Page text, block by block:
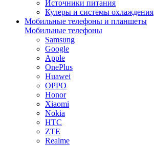
Источники питания
Кулеры и системы охлаждения
Мобильные телефоны и планшеты
Мобильные телефоны
Samsung
Google
Apple
OnePlus
Huawei
OPPO
Honor
Xiaomi
Nokia
HTC
ZTE
Realme